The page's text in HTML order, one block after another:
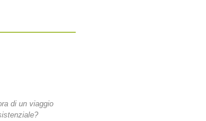
di un viaggio